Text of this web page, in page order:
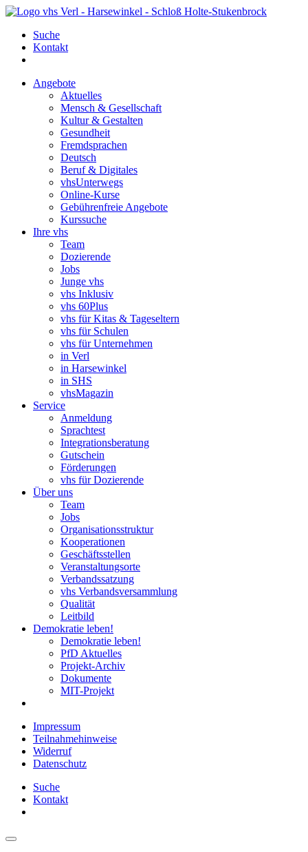
Suche
Kontakt
Angebote
Aktuelles
Mensch & Gesellschaft
Kultur & Gestalten
Gesundheit
Fremdsprachen
Deutsch
Beruf & Digitales
vhsUnterwegs
Online-Kurse
Gebührenfreie Angebote
Kurssuche
Ihre vhs
Team
Dozierende
Jobs
Junge vhs
vhs Inklusiv
vhs 60Plus
vhs für Kitas & Tageseltern
vhs für Schulen
vhs für Unternehmen
in Verl
in Harsewinkel
in SHS
vhsMagazin
Service
Anmeldung
Sprachtest
Integrationsberatung
Gutschein
Förderungen
vhs für Dozierende
Über uns
Team
Jobs
Organisationsstruktur
Kooperationen
Geschäftsstellen
Veranstaltungsorte
Verbandssatzung
vhs Verbandsversammlung
Qualität
Leitbild
Demokratie leben!
Demokratie leben!
PfD Aktuelles
Projekt-Archiv
Dokumente
MIT-Projekt
Impressum
Teilnahmehinweise
Widerruf
Datenschutz
Suche
Kontakt